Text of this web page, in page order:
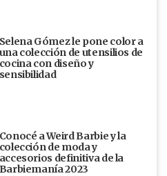
Selena Gómez le pone color a
una colección de utensilios de
cocina con diseño y
sensibilidad
Conocé a Weird Barbie y la
colección de moda y
accesorios definitiva de la
Barbiemanía 2023